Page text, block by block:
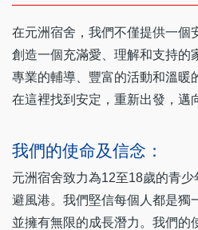
在元洲宿舍，我們不僅提供一個
創造一個充滿愛、理解和支持的
專業的輔導、豐富的活動和溫暖
在這裡找到安定，重新出發，邁
我們的使命及信念：
元洲宿舍致力為12至18歲的青
避風港。我們堅信每個人都是獨
並擁有無限的成長潛力。我們的